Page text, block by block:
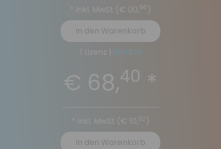
* inkl. MwSt (€ 00,96)
In den Warenkorb
1 Lizenz |
€ 68,40 *
* inkl. MwSt ( € 10,92)
In den Warenkorb